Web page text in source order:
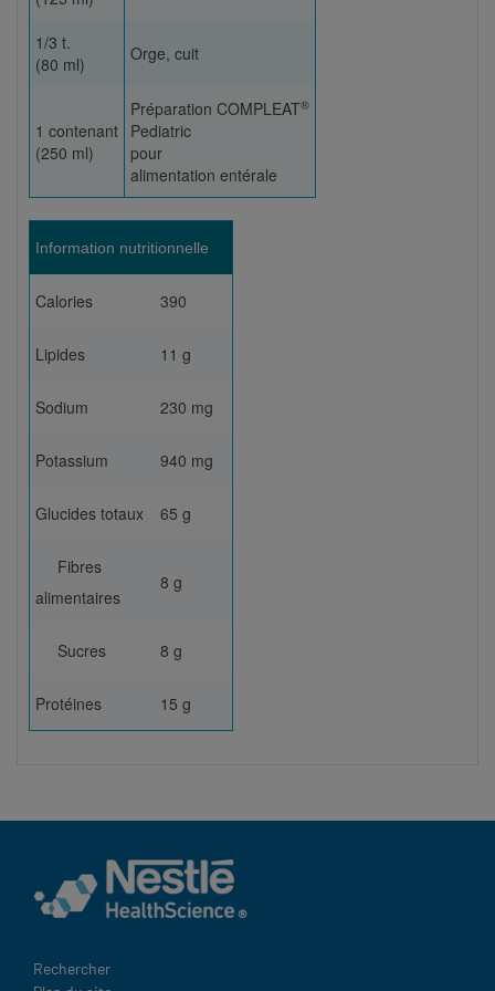
1/3 t.
(80 ml)
Orge, cuit
1 contenant
(250 ml)
Préparation COMPLEAT®
Pediatric
pour
alimentation entérale
Information nutritionnelle
Calories 390
Lipides 11 g
Sodium 230 mg
Potassium 940 mg
Glucides totaux 65 g
Fibres
alimentaires
8 g
Sucres 8 g
Protéines 15 g
Terms
Rechercher